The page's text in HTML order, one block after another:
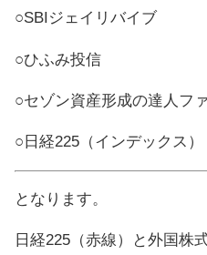
○SBIジェイリバイブ
○ひふみ投信
○セゾン資産形成の達人フ
○日経225（インデックス）
となります。
日経225（赤線）と外国株